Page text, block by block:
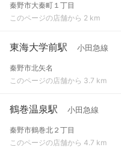
秦野市大秦町１丁目
このページの店舗から 2 km
東海大学前駅 小田急線
秦野市北矢名
このページの店舗から 3.7 km
鶴巻温泉駅 小田急線
秦野市鶴巻北２丁目
このページの店舗から 4.7 km